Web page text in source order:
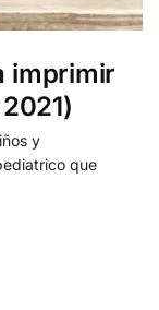
imprimir
y
que